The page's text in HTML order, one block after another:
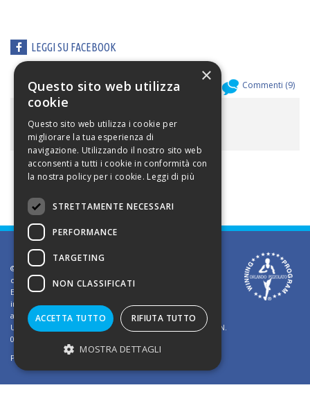
LEGGI SU FACEBOOK
Allegati ( Commenti (9)
ALLEGATI
©2002 Informativa sui diritti d'autore. Le informazioni
contenute in questo sito sono solo per uso privato.
E' vietato riprodurre o divulgare in qualsiasi forma le
informazioni contenute in questo sito, salvo previa
autorizzazione di Orlando Pizzolato
Ufficio del Registro delle Imprese di Vicenza - Iscrizione N.
03409260241 - REA N. VI-323302
Powered by
TWS
×
Questo sito web utilizza
cookie
Questo sito web utilizza i cookie per
migliorare la tua esperienza di
navigazione. Utilizzando il nostro sito web
acconsenti a tutti i cookie in conformità con
la nostra policy per i cookie. Leggi di più
STRETTAMENTE NECESSARI
PERFORMANCE
TARGETING
NON CLASSIFICATI
ACCETTA TUTTO RIFIUTA TUTTO
MOSTRA DETTAGLI